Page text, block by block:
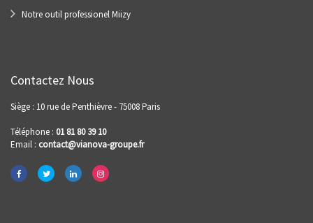
Notre outil professionel Miizy
Contactez Nous
Siège : 10 rue de Penthièvre - 75008 Paris
Téléphone : 01 81 80 39 10
Email : contact@vianova-groupe.fr